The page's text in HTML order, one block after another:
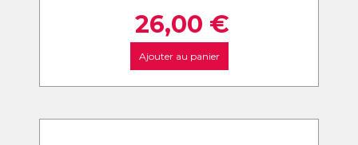
26,00 €
Ajouter au panier